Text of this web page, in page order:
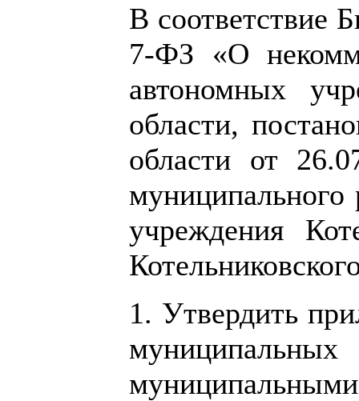
В соответствие
7-ФЗ «О
автономных
области,
области от
муниципального
учреждения
1. Утвердить
муниципальными